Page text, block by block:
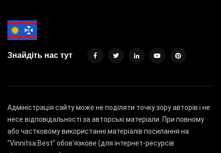
Знайдіть нас тут
Адміністрація сайту може не поділяти точку зору авторів і не
несе відповідальності за авторські матеріали. При повному
або частковому використанні матеріалів посилання на
"Vinnitsa.Best" обов'язкове (для інтернет-ресурсів